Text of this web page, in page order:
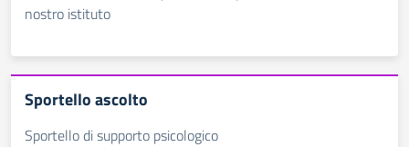
nostro istituto
Sportello ascolto
Sportello di supporto psicologico